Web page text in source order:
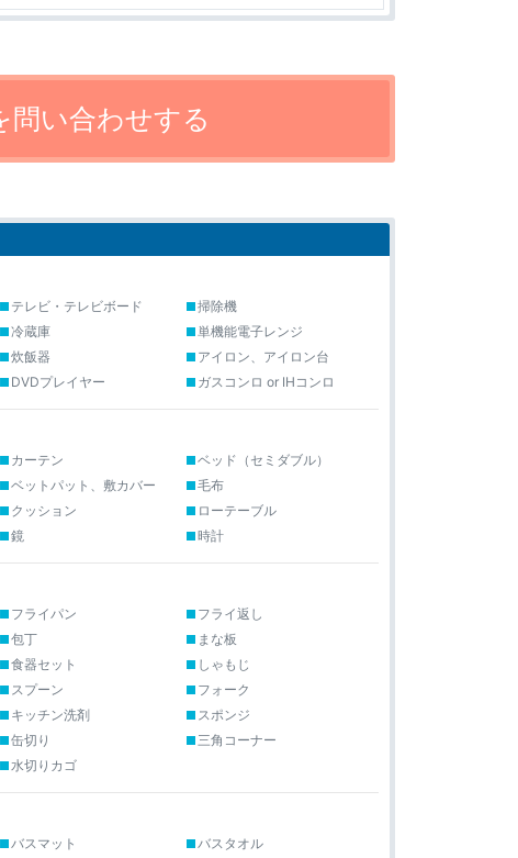
テレビ・テレビボード
掃除機
冷蔵庫
単機能電子レンジ
炊飯器
アイロン、アイロン台
DVDプレイヤー ガスコンロ or IHコンロ
カーテン
ベッド（セミダブル）
ベットパット、敷カバー
毛布
クッション
ローテーブル
鏡 時計
フライパン
フライ返し
包丁
まな板
食器セット
しゃもじ
スプーン
フォーク
キッチン洗剤
スポンジ
缶切り
三角コーナー
水切りカゴ
バスマット
バスタオル